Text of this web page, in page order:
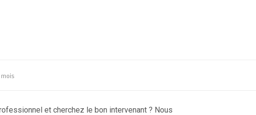
mois
et cherchez le bon intervenant ? Nous